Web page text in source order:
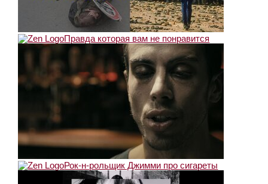
Правда которая вам не понравится
Рок-н-рольщик Джимми про сигареты